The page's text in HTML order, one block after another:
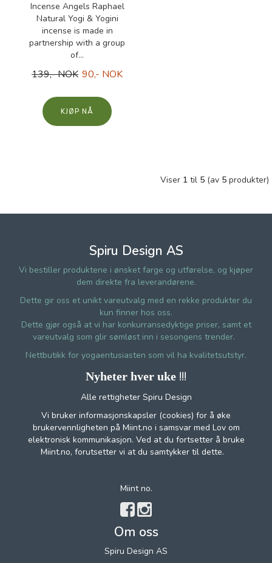
Incense Angels Raphael
Natural Yogi & Yogini
incense is made in
partnership with a group
of...
139,- NOK 90,- NOK
KJØP
Viser 1 til 5 (av 5 produkter)
Spiru Design AS
Vi bestiller produktene i ønsket farge og utførelse, og kjøper
dem direkte fra leverandørene.
Dette gir oss et unikt vareutvalg med en rekke produkter du
kun finner hos oss.
Dette gjør også at vi har konkurransedyktige priser, samt et
vareutvalg som glir sømløst inn i sesongens trender.
Nettbutikk for yogaentusiasten som vil ha kvalitetsutstyr.
Nyheter hver uke !!!
Alle rettigheter Spiru Design
Vi bruker informasjonskapsler (cookies) for å øke
brukervennligheten på Miint.no i samsvar med Lov om
elektronisk kommunikasjon. Ved at du fortsetter å bruke
Miint.no, forutsetter vi at du samtykker til dette.
Miint no.
Om oss
Spiru Design AS